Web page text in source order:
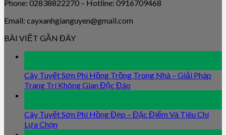
Phone: 02838822270 – Hotline: 0916709468
Email: cayxanhgianguyen@gmail.com
BÀI VIẾT GẦN ĐÂY
Cây Tuyết Sơn Phi Hồng Trồng Trong Nhà – Giải Pháp
Trang Trí Không Gian Độc Đáo
Cây Tuyết Sơn Phi Hồng Đẹp – Đặc Điểm Và Tiêu Chí
Lựa Chọn